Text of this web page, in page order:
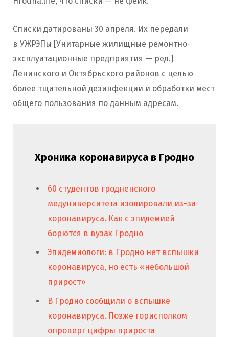
Списки датированы 30 апреля. Их передали
в УЖРЭПы [Унитарные жилищные ремонтно-
эксплуатационные предприятия — ред.]
Ленинского и Октябрьского районов с целью
более тщательной дезинфекции и обработки мест
общего пользования по данным адресам.
Хроника коронавируса в Гродно
60 студентов гродненского
медуниверситета изолировали из-за
коронавируса. Как с эпидемией
борются в вузах Гродно
Эпидемиологи: в Гродно нет вспышки
коронавируса, но есть «небольшой
прирост»
В Гродно сообщили о вспышке
коронавируса. Позже горисполком
опроверг цифры прироста